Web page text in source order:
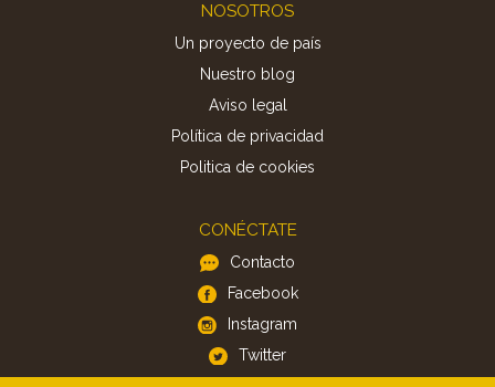
NOSOTROS
Un proyecto de país
Nuestro blog
Aviso legal
Política de privacidad
Politica de cookies
CONÉCTATE
Contacto
Facebook
Instagram
Twitter